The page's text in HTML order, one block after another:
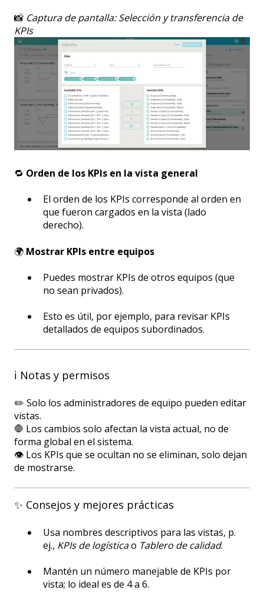
📸 Captura de pantalla: Selección y transferencia de
KPIs
🔁 Orden de los KPIs en la vista general
El orden de los KPIs corresponde al orden en
que fueron cargados en la vista (lado
derecho).
🌍 Mostrar KPIs entre equipos
Puedes mostrar KPIs de otros equipos (que
no sean privados).
Esto es útil, por ejemplo, para revisar KPIs
detallados de equipos subordinados.
ℹ️ Notas y permisos
✏️ Solo los administradores de equipo pueden editar
vistas.
🛑 Los cambios solo afectan la vista actual, no de
forma global en el sistema.
👁️ Los KPIs que se ocultan no se eliminan, solo dejan
de mostrarse.
✨ Consejos y mejores prácticas
Usa nombres descriptivos para las vistas, p.
ej., KPIs de logísticao Tablero de calidad.
Mantén un número manejable de KPIs por
vista; lo ideal es de 4 a 6.